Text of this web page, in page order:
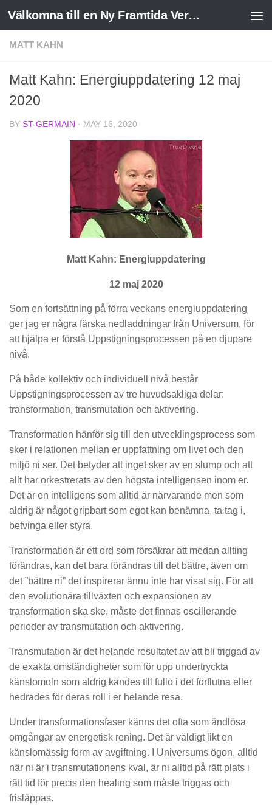
Skip to content Välkomna till en Ny Framtida Verklighet
MATT KAHN
Matt Kahn: Energiuppdatering 12 maj
2020
BY ST-GERMAIN · MAY 16, 2020
Matt Kahn: Energiuppdatering
12 maj 2020
Som en fortsättning på förra veckans energiuppdatering
ger jag er några färska nedladdningar från Universum, för
att hjälpa er förstå Uppstigningsprocessen på en djupare
nivå.
På både kollektiv och individuell nivå består
Uppstigningsprocessen av tre huvudsakliga delar:
transformation, transmutation och aktivering.
Transformation hänför sig till den utvecklingsprocess som
sker i relationen mellan er uppfattning om livet och den
miljö ni ser. Det betyder att inget sker av en slump och att
allt har orkestrerats av den högsta intelligensen inom er.
Det är en intelligens som alltid är närvarande men som
aldrig är något gripbart som egot kan benämna, ta tag i,
betvinga eller styra.
Transformation är ett ord som försäkrar att medan allting
förändras, kan det bara förändras till det bättre, även om
det ”bättre ni” det inspirerar ännu inte har visat sig. För att
den evolutionära tillväxten och expansionen av
transformation ska ske, måste det finnas oscillerande
perioder av transmutation och aktivering.
Transmutation är det helande resultatet av att bli triggad av
de exakta omständigheter som för upp undertryckta
känslomoln som aldrig kändes till fullo i det förflutna eller
hedrades för deras roll i er helande resa.
Under transformationsfaser känns det ofta som ändlösa
omgångar av energetisk rening. Det är väldigt likt en
känslomässig form av avgiftning. I Universums ögon, alltid
när ni är i transmutationens kval, är ni alltid på rätt plats i
rätt tid för precis den healing som måste triggas och
frisläppas.